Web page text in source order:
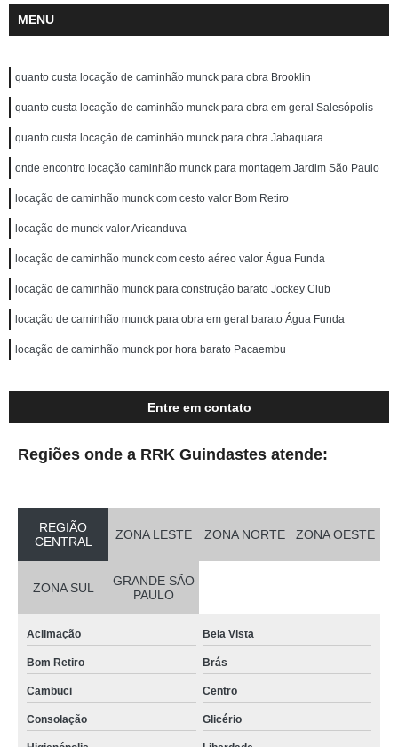
MENU
quanto custa locação de caminhão munck para obra Brooklin
quanto custa locação de caminhão munck para obra em geral Salesópolis
quanto custa locação de caminhão munck para obra Jabaquara
onde encontro locação caminhão munck para montagem Jardim São Paulo
locação de caminhão munck com cesto valor Bom Retiro
locação de munck valor Aricanduva
locação de caminhão munck com cesto aéreo valor Água Funda
locação de caminhão munck para construção barato Jockey Club
locação de caminhão munck para obra em geral barato Água Funda
locação de caminhão munck por hora barato Pacaembu
Entre em contato
Regiões onde a RRK Guindastes atende:
REGIÃO
CENTRAL
ZONA LESTE ZONA NORTE ZONA OESTE
ZONA SUL
GRANDE SÃO
PAULO
Aclimação Bela Vista
Bom Retiro Brás
Cambuci Centro
Consolação Glicério